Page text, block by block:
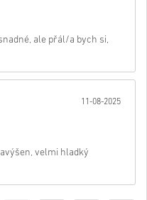
ale přál/a bych si,
11-08-2025
velmi hladký